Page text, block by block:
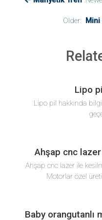
Older: Mini
Lipo
Lipo pil hakkında
Ahşap cnc
Ahşap cnc lazer ile
Motorlar özel
Baby orangutanlı